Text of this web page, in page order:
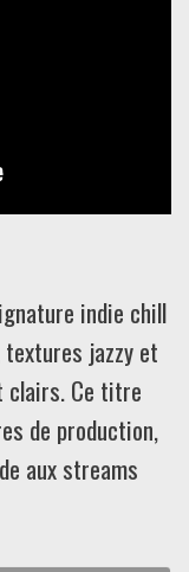
indie chill
textures jazzy et
clairs. Ce titre
de production,
aux streams